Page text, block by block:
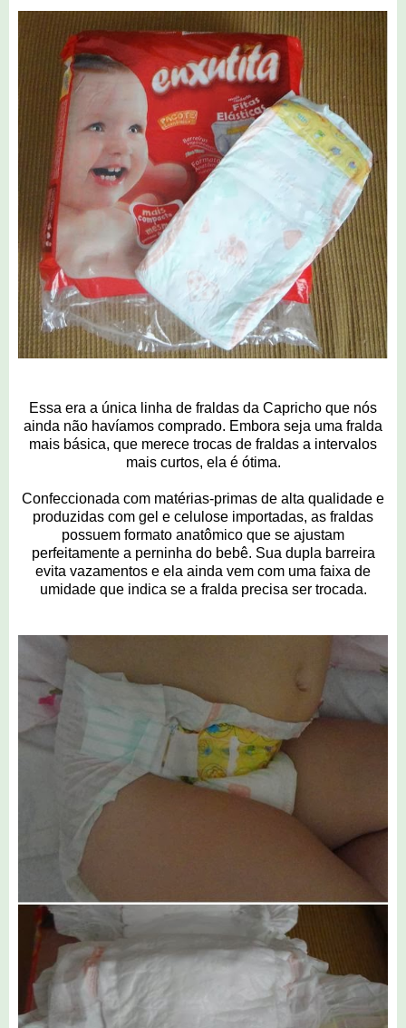
Essa era a única linha de fraldas da Capricho que nós
ainda não havíamos comprado. Embora seja uma fralda
mais básica, que merece trocas de fraldas a intervalos
mais curtos, ela é ótima.
Confeccionada com matérias-primas de alta qualidade e
produzidas com gel e celulose importadas, as fraldas
possuem formato anatômico que se ajustam
perfeitamente a perninha do bebê. Sua dupla barreira
evita vazamentos e ela ainda vem com uma faixa de
umidade que indica se a fralda precisa ser trocada.